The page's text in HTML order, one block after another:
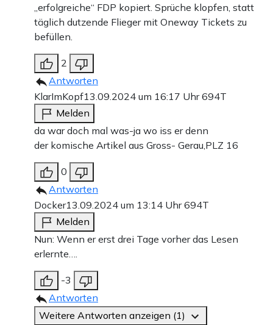
„erfolgreiche“ FDP kopiert. Sprüche klopfen, statt
täglich dutzende Flieger mit Oneway Tickets zu
befüllen.
2
Antworten
KlarImKopf13.09.2024 um 16:17 Uhr694T
Melden
da war doch mal was-ja wo iss er denn
der komische Artikel aus Gross- Gerau,PLZ 16
0
Antworten
Docker13.09.2024 um 13:14 Uhr694T
Melden
Nun: Wenn er erst drei Tage vorher das Lesen
erlernte….
-3
Antworten
Weitere Antworten anzeigen (1)